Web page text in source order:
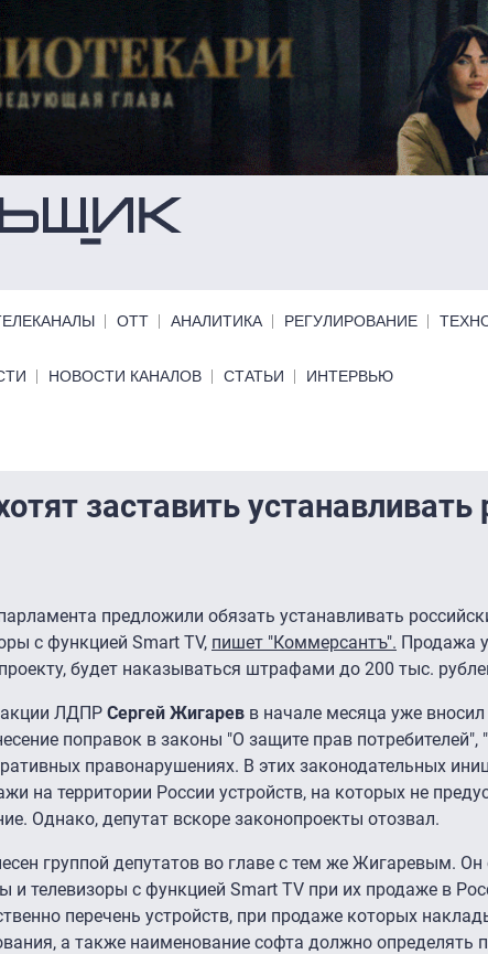
ОТТ АНАЛИТИКА РЕГУЛИРОВАНИЕ
НОВОСТИ КАНАЛОВ СТАТЬИ ИНТЕРВЬЮ
заставить устанавливать
предложили обязать устанавливать
с функцией Smart TV, пишет "Коммерсантъ". Продажа
будет наказываться штрафами до 200 тыс.
ЛДПР Сергей Жигарев в начале месяца уже
поправок в законы "О защите прав потребителей",
правонарушениях. В этих законодательных
на территории России устройств, на которых не
Однако, депутат вскоре законопроекты отозвал.
группой депутатов во главе с тем же Жигаревым.
телевизоры с функцией Smart TV при их продаже в
перечень устройств, при продаже которых
а также наименование софта должно определять